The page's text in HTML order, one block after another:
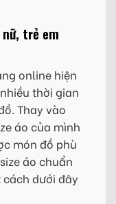
trẻ em
online hiện
thời gian
Thay vào
áo của mình
món đồ phù
áo chuẩn
cách dưới đây